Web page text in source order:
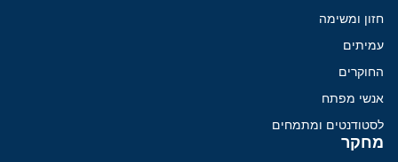
חזון ומשימה
עמיתים
החוקרים
אנשי מפתח
לסטודנטים ומתמחים
מחקר